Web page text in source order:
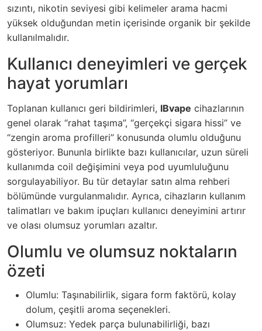
sızıntı, nikotin seviyesi gibi kelimeler arama hacmi
yüksek olduğundan metin içerisinde organik bir şekilde
kullanılmalıdır.
Kullanıcı deneyimleri ve gerçek
hayat yorumları
Toplanan kullanıcı geri bildirimleri, IBvape cihazlarının
genel olarak “rahat taşıma”, “gerçekçi sigara hissi” ve
“zengin aroma profilleri” konusunda olumlu olduğunu
gösteriyor. Bununla birlikte bazı kullanıcılar, uzun süreli
kullanımda coil değişimini veya pod uyumluluğunu
sorgulayabiliyor. Bu tür detaylar satın alma rehberi
bölümünde vurgulanmalıdır. Ayrıca, cihazların kullanım
talimatları ve bakım ipuçları kullanıcı deneyimini artırır
ve olası olumsuz yorumları azaltır.
Olumlu ve olumsuz noktaların
özeti
Olumlu: Taşınabilirlik, sigara form faktörü, kolay
dolum, çeşitli aroma seçenekleri.
Olumsuz: Yedek parça bulunabilirliği, bazı